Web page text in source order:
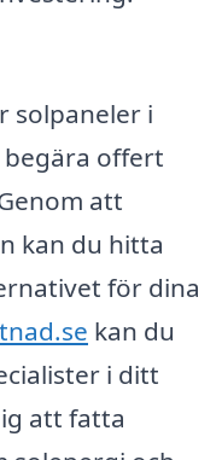
solpaneler i
offert
att
kan du hitta
för dina
kan du
i ditt
att fatta